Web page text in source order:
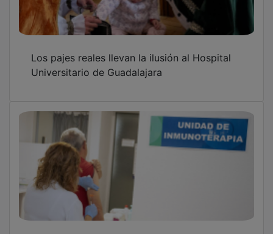
Universitario de Guadalajara